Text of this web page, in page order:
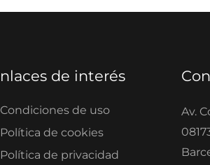
de interés
Condiciones de uso
Política de cookies
Política de privacidad
Av.